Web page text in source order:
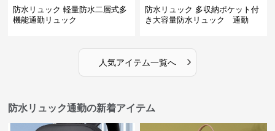
防水リュック 軽量防水二層式多
機能通勤リュック
防水リュック 多収納ポケット付
き大容量防水リュック 通勤
人気アイテム一覧へ ›
防水リュック通勤の新着アイテム